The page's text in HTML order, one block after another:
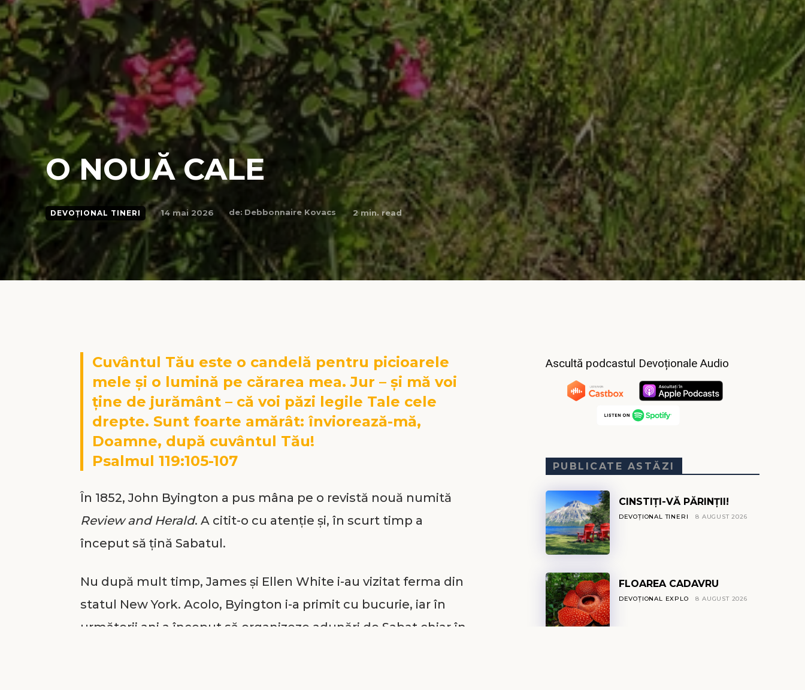
O NOUĂ CALE
DEVOȚIONAL TINERI 14 mai 2026 de: Debbonnaire Kovacs 2min. read
Cuvântul Tău este o candelă pentru picioarele
mele și o lumină pe cărarea mea. Jur – și mă voi
ține de jurământ – că voi păzi legile Tale cele
drepte. Sunt foarte amărât: înviorează-mă,
Doamne, după cuvântul Tău!
Psalmul 119:105-107
În 1852, John Byington a pus mâna pe o revistă nouă numită
Review and Herald. A citit-o cu atenție și, în scurt timp a
început să țină Sabatul.
Nu după mult timp, James și Ellen White i-au vizitat ferma din
statul New York. Acolo, Byington i-a primit cu bucurie, iar în
următorii ani a început să organizeze adunări de Sabat chiar în
Ascultă podcastul Devoționale Audio
PUBLICATE ASTĂZI
CINSTIȚI-VĂ PĂRINȚII!
DEVOȚIONAL TINERI 8 AUGUST 2026
FLOAREA CADAVRU
DEVOȚIONAL EXPLO 8 AUGUST 2026